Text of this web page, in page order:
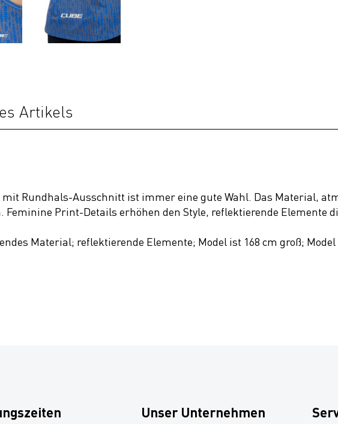
Artikels
mit Rundhals-Ausschnitt ist immer eine gute Wahl. Das Material,
Print-Details erhöhen den Style, reflektierende Elemente
Material; reflektierende Elemente; Model ist 168 cm groß; Model
Unser Unternehmen